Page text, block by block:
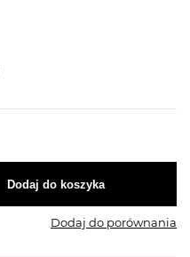
Dodaj do koszyka
Dodaj do porównania